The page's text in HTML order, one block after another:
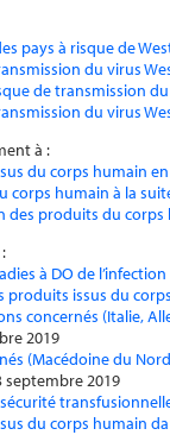
pays à risque de
du virus
de transmission
du virus
à :
du corps humain
humain à la
des produits du
à DO de
issus du
concernés (Italie,
2019
(Macédoine du
septembre 2019
du corps humain